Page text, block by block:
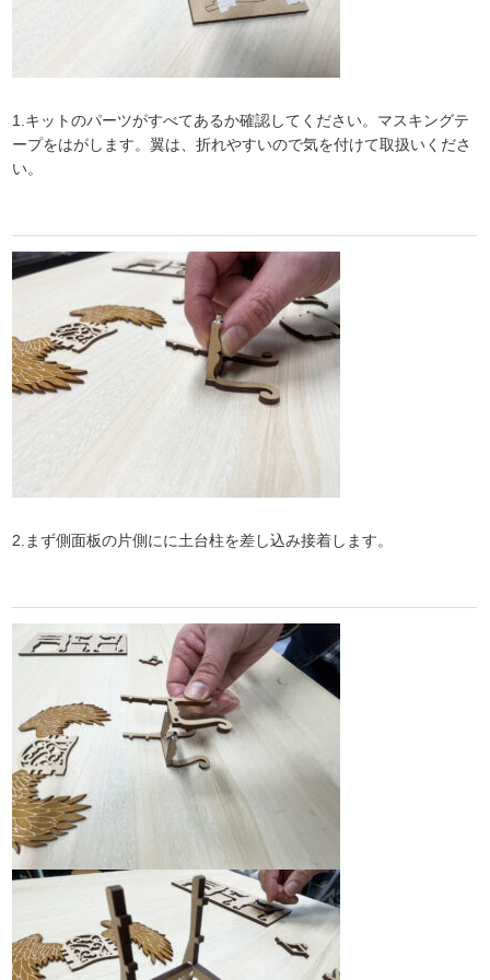
1.キットのパーツがすべてあるか確認してください。マスキングテ
ープをはがします。翼は、折れやすいので気を付けて取扱いくださ
い。
2.まず側面板の片側にに土台柱を差し込み接着します。